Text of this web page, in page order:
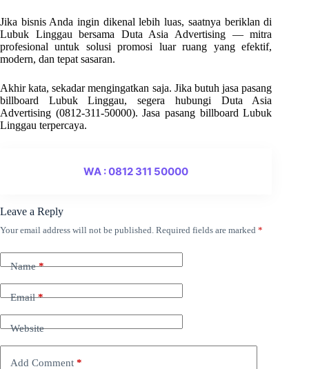
Jika bisnis Anda ingin dikenal lebih luas, saatnya beriklan di
Lubuk Linggau bersama Duta Asia Advertising — mitra
profesional untuk solusi promosi luar ruang yang efektif,
modern, dan tepat sasaran.
Akhir kata, sekadar mengingatkan saja. Jika butuh jasa pasang
billboard Lubuk Linggau, segera hubungi Duta Asia
Advertising (0812-311-50000). Jasa pasang billboard Lubuk
Linggau terpercaya.
WA : 0812 311 50000
Leave a Reply
Your email address will not be published. Required fields are marked *
Name*
Email*
Website
Add Comment *